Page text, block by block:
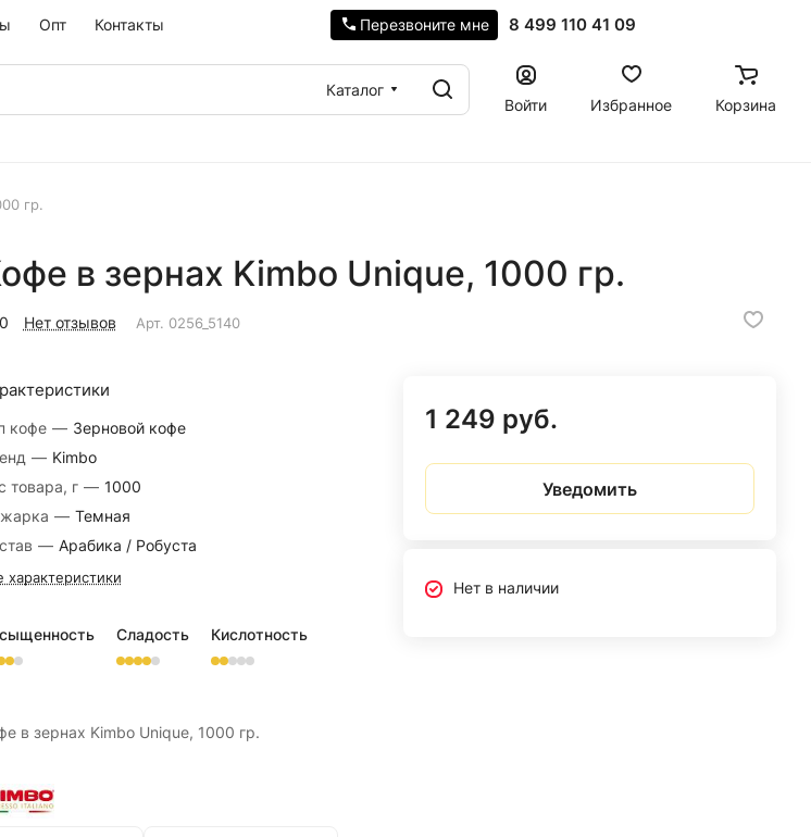
Опт Контакты 8 499 110 41 09
Перезвоните мне
Каталог
Войти
Избранное Корзина
гр.
в зернах Kimbo Unique, 1000 гр.
0 Нет отзывов Арт. 0256_5140
кофе — Зерновой кофе
— Kimbo
товара, г — 1000
— Темная
— Арабика / Робуста
характеристики
Сладость Кислотность
в зернах Kimbo Unique, 1000 гр.
1 249 руб.
Уведомить
Нет в наличии